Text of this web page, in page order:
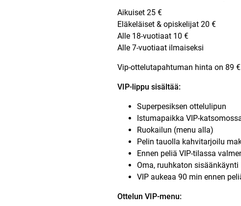
Aikuiset 25 €
Eläkeläiset & opiskelijat 20 €
Alle 18-vuotiaat 10 €
Alle 7-vuotiaat ilmaiseksi
Vip-ottelutapahtuman hinta on 89
VIP-lippu sisältää:
Superpesiksen ottelulipun
Istumapaikka VIP-
Ruokailun (menu alla)
Pelin tauolla kahvitarjoilu
Ennen peliä VIP-tilassa
Oma, ruuhkaton sisäänkäynti
VIP aukeaa 90 min ennen
Ottelun VIP-menu: